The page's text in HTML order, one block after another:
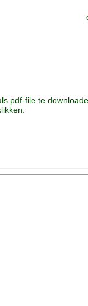
pdf-file te